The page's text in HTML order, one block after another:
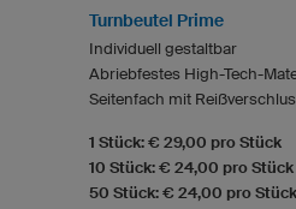
Turnbeutel Prime
Individuell gestaltbar
Abriebfestes High-Tech-
Seitenfach mit
1 Stück: € 29,00 pro Stück
10 Stück: € 24,00 pro Stück
50 Stück: € 24,00 pro Stück